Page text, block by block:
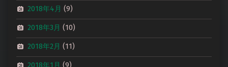
2018年4月 (9)
2018年3月 (10)
2018年2月 (11)